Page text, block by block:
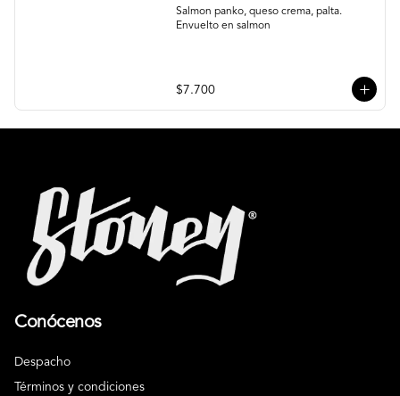
Salmon panko, queso crema, palta.
Envuelto en salmon
$7.700
Conócenos
Despacho
Términos y condiciones